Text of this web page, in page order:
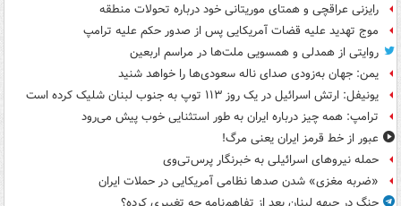
رایزنی عراقچی و همتای موریتانی خود درباره تحولات منطقه
موج تهدید علیه قضات آمریکایی پس از صدور حکم علیه ترامپ
روایتی از همدلی و همسویی ملت‌ها در مراسم اربعین
یمن: جهان به‌زودی صدای ناله سعودی‌ها را خواهد شنید
یونیفل: ارتش اسرائیل در یک روز ۱۱۳ توپ به جنوب لبنان شلیک کرده است
ترامپ: همه چیز درباره ایران به طور استثنایی خوب پیش می‌رود
عبور از خط قرمز ایران یعنی مرگ!
حمله نیروهای اسرائیلی به خبرنگار پرس‌تی‌وی
«ضربه مغزی» شدن صدها نظامی آمریکایی در حملات ایران